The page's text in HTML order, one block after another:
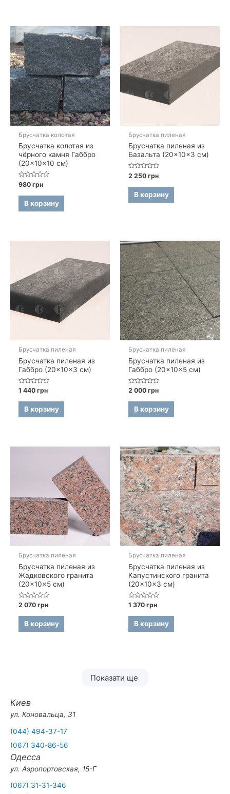
Брусчатка колотая
Брусчатка колотая из
чёрного камня Габбро
(20×10×10 см)
Оценка
0
из
980грн
В корзину
Брусчатка пиленая
Брусчатка пиленая из
Базальта (20×10×3 см)
Оценка
0
из
2 250грн
В корзину
Брусчатка пиленая
Брусчатка пиленая из
Габбро (20×10×3 см)
Оценка
0
из
1 440грн
В корзину
Брусчатка пиленая
Брусчатка пиленая из
Габбро (20×10×5 см)
Оценка
0
из
2 000грн
В корзину
Брусчатка пиленая
Брусчатка пиленая из
Жадковского гранита
(20×10×5 см)
Оценка
из
2 070грн
В корзину
Брусчатка пиленая
Брусчатка пиленая из
Капустинского гранита
(20×10×3 см)
Оценка
из
1 370грн
В корзину
Показати ще
Киев
ул. Коновальца, 31
(044) 494-37-17
(067) 340-86-56
Одесса
ул. Аэропортовская, 15-Г
(067) 31-31-346